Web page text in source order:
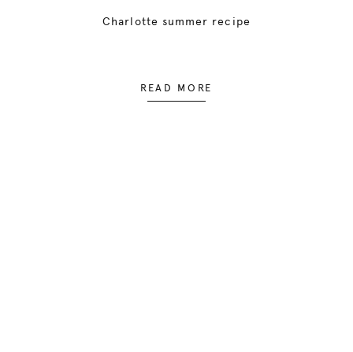
Charlotte summer recipe
READ MORE